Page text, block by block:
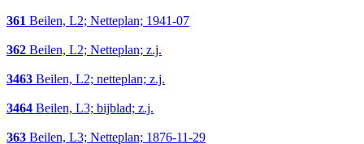
361 Beilen, L2; Netteplan; 1941-07
362 Beilen, L2; Netteplan; z.j.
3463 Beilen, L2; netteplan; z.j.
3464 Beilen, L3; bijblad; z.j.
363 Beilen, L3; Netteplan; 1876-11-29